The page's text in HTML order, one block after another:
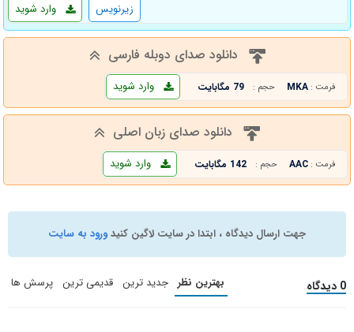
وارد شوید زیرنویس
دانلود صدای دوبله فارسی
فرمت : MKA حجم : 79 مگابایت وارد شوید
دانلود صدای زبان اصلی
فرمت : AAC حجم : 142 مگابایت وارد شوید
جهت ارسال دیدگاه ، ابتدا در سایت لاگین کنیدورود به سایت
0 دیدگاه بهترین نظر جدید ترین قدیمی ترین پرسش ها